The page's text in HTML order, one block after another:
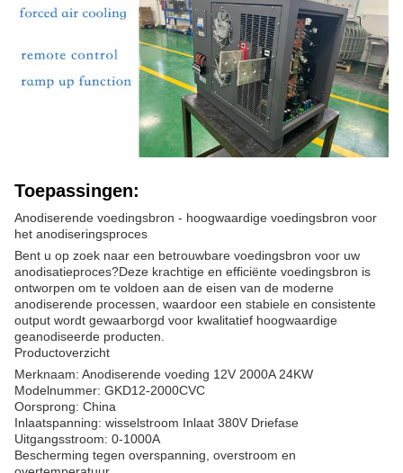
Toepassingen:
Anodiserende voedingsbron - hoogwaardige voedingsbron voor
het anodiseringsproces
Bent u op zoek naar een betrouwbare voedingsbron voor uw
anodisatieproces?Deze krachtige en efficiënte voedingsbron is
ontworpen om te voldoen aan de eisen van de moderne
anodiserende processen, waardoor een stabiele en consistente
output wordt gewaarborgd voor kwalitatief hoogwaardige
geanodiseerde producten.
Productoverzicht
Merknaam: Anodiserende voeding 12V 2000A 24KW
Modelnummer: GKD12-2000CVC
Oorsprong: China
Inlaatspanning: wisselstroom Inlaat 380V Driefase
Uitgangsstroom: 0-1000A
Bescherming tegen overspanning, overstroom en